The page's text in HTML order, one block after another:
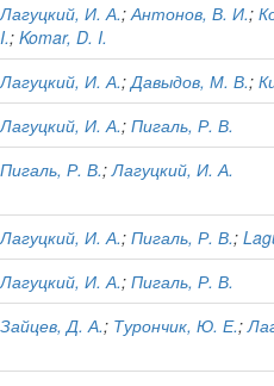
Лагуцкий, И. А.;Антонов, В. И.;
I.; Komar, D. I.
Лагуцкий, И. А.;Давыдов, М. В.;
Лагуцкий, И. А.; Пигаль, Р. В.
Пигаль, Р. В.;Лагуцкий, И. А.
Лагуцкий, И. А.; Пигаль, Р. В.;
Лагуцкий, И. А.; Пигаль, Р. В.
Зайцев, Д. А.; Турончик, Ю. Е.;